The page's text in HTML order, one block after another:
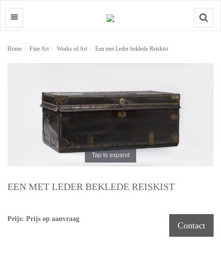
Search
Home Fine Art Works of Art Een met Leder beklede Reiskist
Tap to expand
EEN MET LEDER BEKLEDE REISKIST
Prijs: Prijs op aanvraag
Contact